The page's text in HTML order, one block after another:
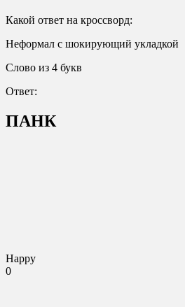
Какой ответ на кроссворд:
Неформал с шокирующий укладкой
Слово из 4 букв
Ответ:
ПАНК
Happy
0